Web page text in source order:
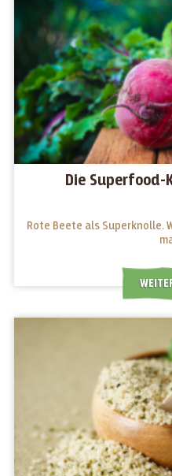
Die
Rote Beete als Superknolle.